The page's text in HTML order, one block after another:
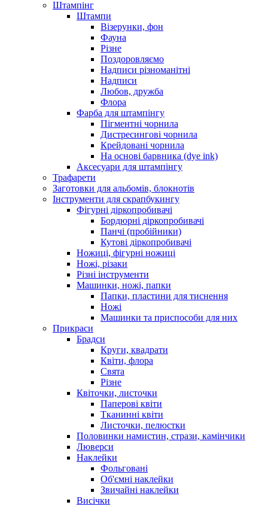
Штампінг
Штампи
Візерунки, фон
Фауна
Різне
Поздоровляємо
Надписи різноманітні
Надписи
Любов, дружба
Флора
Фарба для штампінгу
Пігментні чорнила
Дистресингові чорнила
Крейдовані чорнила
На основі барвника (dye ink)
Аксесуари для штампінгу
Трафарети
Заготовки для альбомів, блокнотів
Інструменти для скрапбукингу
Фігурні діркопробивачі
Бордюрні діркопробивачі
Панчі (пробійники)
Кутові діркопробивачі
Ножиці, фігурні ножиці
Ножі, різаки
Різні інструменти
Машинки, ножі, папки
Папки, пластини для тиснення
Ножі
Машинки та приспособи для них
Прикраси
Брадси
Круги, квадрати
Квіти, флора
Свята
Різне
Квіточки, листочки
Паперові квіти
Тканинні квіти
Листочки, пелюстки
Половинки намистин, стрази, камінчики
Люверси
Наклейки
Фольговані
Об'ємні наклейки
Звичайні наклейки
Висічки